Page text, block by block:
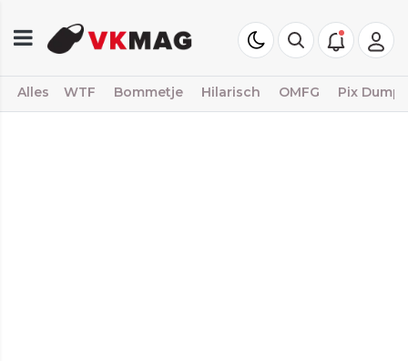
Alles WTF Bommetje Hilarisch OMFG Pix Dump